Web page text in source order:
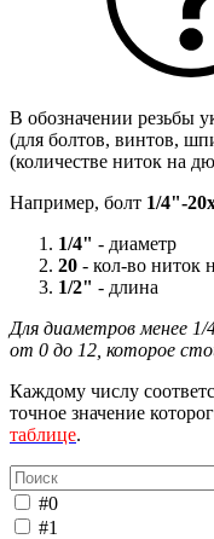
В обозначении резьбы
(для болтов, винтов,
(количестве ниток на
Например, болт 1/4"-
1/4" - диаметр
20 - кол-во ниток
1/2" - длина
Для диаметров менее 1/
от 0 до 12, которое
Каждому числу
точное значение
таблице.
#0
#1